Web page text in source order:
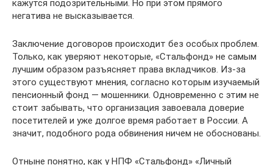
кажутся подозрительными. Но при этом прямого
негатива не высказывается.
Заключение договоров происходит без особых проблем.
Только, как уверяют некоторые, «Стальфонд» не самым
лучшим образом разъясняет права вкладчиков. Из-за
этого существуют мнения, согласно которым изучаемый
пенсионный фонд — мошенники. Одновременно с этим не
стоит забывать, что организация завоевала доверие
посетителей и уже долгое время работает в России. А
значит, подобного рода обвинения ничем не обоснованы.
Отныне понятно, как у НПФ «Стальфонд» «Личный